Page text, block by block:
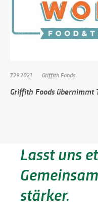
7.29.2021 Griffith Foods
Griffith Foods übernimmt
Lasst uns
stärker.